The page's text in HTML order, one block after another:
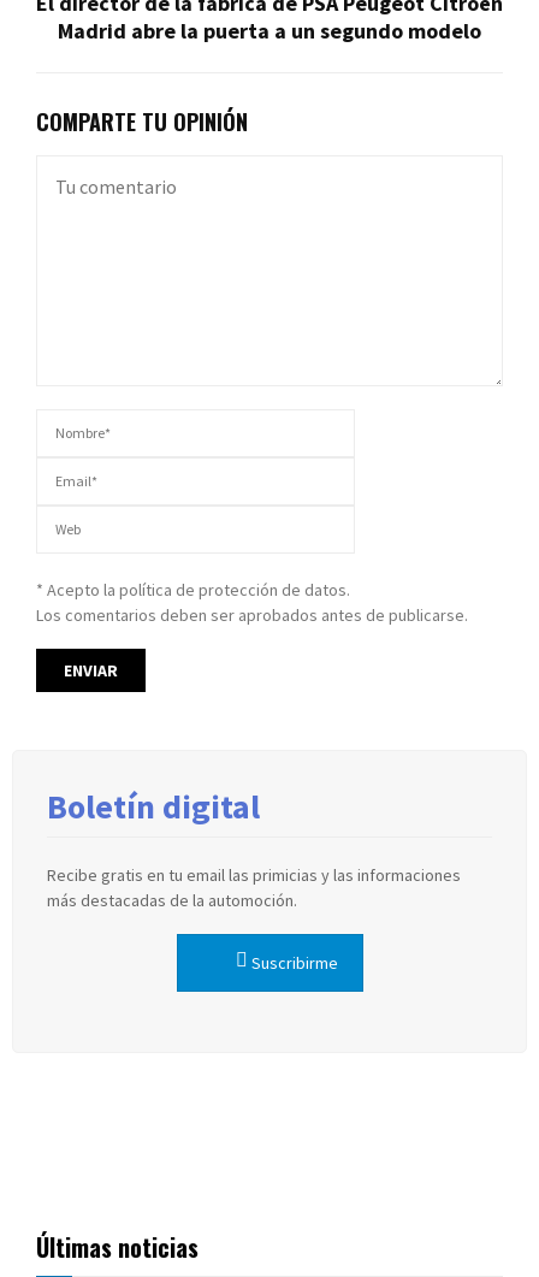
Madrid abre la puerta a un segundo modelo
COMPARTE TU OPINIÓN
* Acepto la política de protección de datos.
Los comentarios deben ser aprobados antes de publicarse.
Boletín digital
Recibe gratis en tu email las primicias y las informaciones
más destacadas de la automoción.
Suscribirme
Últimas noticias